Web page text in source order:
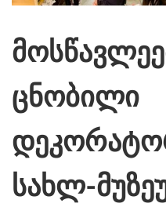
ცნობილი
სახლ-